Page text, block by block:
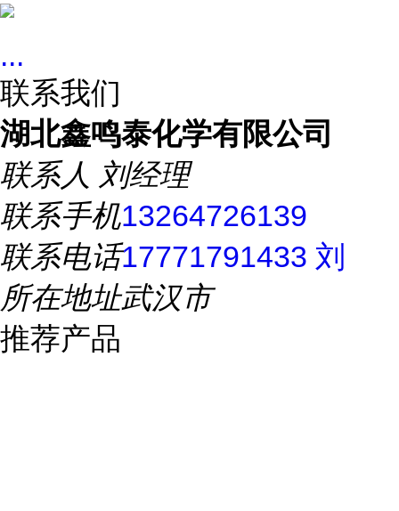
...
联系我们
湖北鑫鸣泰化学有限公司
联系人 刘经理
联系手机13264726139
联系电话17771791433 刘
所在地址武汉市
推荐产品